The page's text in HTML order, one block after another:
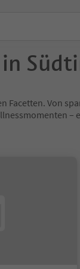
Facetten. Von